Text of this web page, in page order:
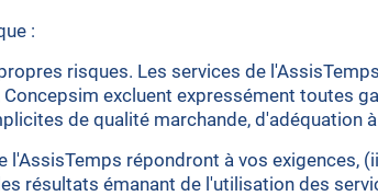
:
risques. Les services de
excluent expressément toutes
de qualité marchande, d'adéquation
l'AssisTemps répondront à vos
résultats émanant de l'utilisation des